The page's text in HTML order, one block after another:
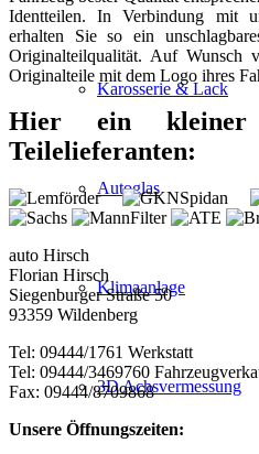
Karosserie & Lack
Autoglas
Klimaanlage
3D Achsvermessung
Identteilen. In Verbindung mit
erhalten Sie so ein
Originalteilqualität. Auf Wunsch
Originalteile mit dem Logo ihres
Hier ein kleiner
Teilelieferanten:
auto Hirsch
Florian Hirsch
Siegenburger Straße 50
93359 Wildenberg
Tel: 09444/1761 Werkstatt
Tel: 09444/3469760
Fax: 09444/8709868
Unsere Öffnungszeiten: